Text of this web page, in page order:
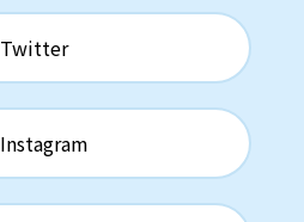
Twitter
Instagram